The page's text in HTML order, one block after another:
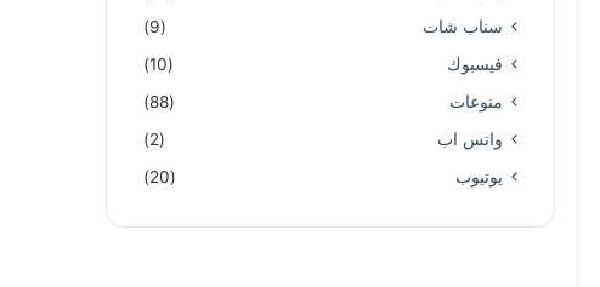
سناب شات
(9)
فيسبوك
(10)
منوعات
(88)
واتس اب
(2)
يوتيوب
(20)